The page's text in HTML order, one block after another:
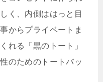
く、内側ははっと目
からプライベートま
れる「黒のトート」
のためのトートバッ